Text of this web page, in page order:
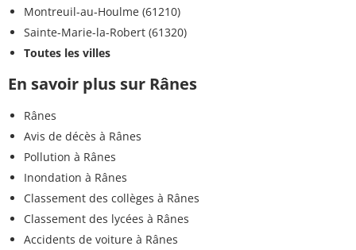
Montreuil-au-Houlme (61210)
Sainte-Marie-la-Robert (61320)
Toutes les villes
En savoir plus sur Rânes
Rânes
Avis de décès à Rânes
Pollution à Rânes
Inondation à Rânes
Classement des collèges à Rânes
Classement des lycées à Rânes
Accidents de voiture à Rânes